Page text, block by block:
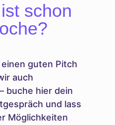
schon
guten Pitch
auch
buche hier dein
und lass
Möglichkeiten